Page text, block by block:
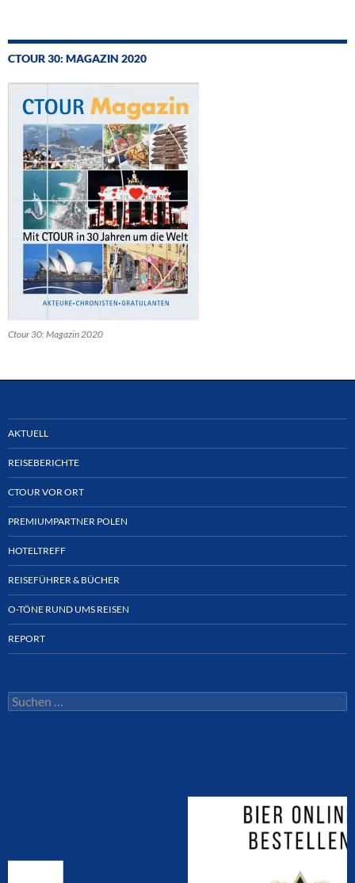
CTOUR 30: MAGAZIN 2020
Ctour 30: Magazin 2020
AKTUELL
REISEBERICHTE
CTOUR VOR ORT
PREMIUMPARTNER POLEN
HOTELTREFF
REISEFÜHRER & BÜCHER
O-TÖNE RUND UMS REISEN
REPORT
Suchen
nach: